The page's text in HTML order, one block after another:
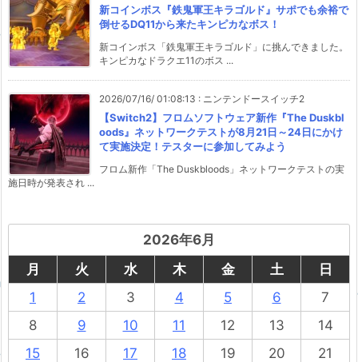
新コインボス『鉄鬼軍王キラゴルド』サポでも余裕で
倒せるDQ11から来たキンピカなボス！
新コインボス「鉄鬼軍王キラゴルド」に挑んできました。
キンピカなドラクエ11のボス ...
2026/07/16/ 01:08:13 : ニンテンドースイッチ2
【Switch2】フロムソフトウェア新作『The Duskbl
oods』ネットワークテストが8月21日～24日にかけ
て実施決定！テスターに参加してみよう
フロム新作「The Duskbloods」ネットワークテストの実
施日時が発表され ...
2026年6月
月
火 水 木 金 土
日
1
2 3 4 5 6
7
8
9 10 11 12 13
14
15
16 17 18 19 20
21